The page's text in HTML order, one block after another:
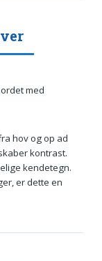
med
hov og op ad
kontrast.
kendetegn.
er dette en